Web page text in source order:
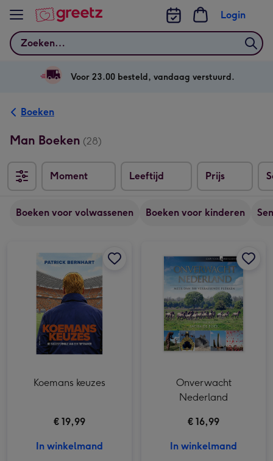
Bekijk meer
Zoeken
Login
Voor 23.00 besteld, vandaag verstuurd.
Boeken
Man Boeken (28)
Moment Leeftijd Prijs
Boeken voor volwassenen Boeken voor kinderen
Koemans keuzes
€ 19,99
In winkelmand
Onverwacht
Nederland
€ 16,99
In winkelmand